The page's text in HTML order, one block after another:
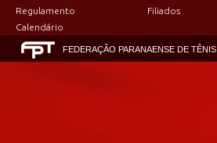
Regulamento
Calendário
Filiados
FEDERAÇÃO PARANAENSE DE TÊNIS